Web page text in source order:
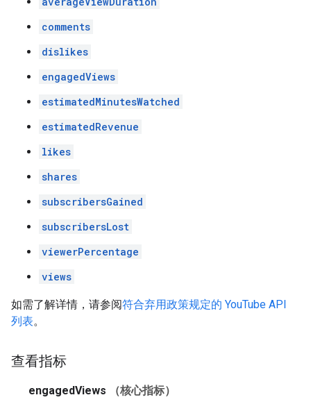
comments
dislikes
engagedViews
estimatedMinutesWatched
estimatedRevenue
likes
shares
subscribersGained
subscribersLost
viewerPercentage
views
如需了解详情，请参阅符合弃用政策规定的 YouTube API
列表。
查看指标
engagedViews （核心指标）